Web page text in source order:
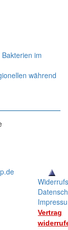
im
während
Vertrag